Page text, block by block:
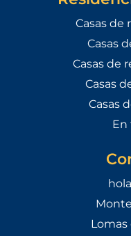
Casas de
Casas
Casas de
Casas
Casas
En